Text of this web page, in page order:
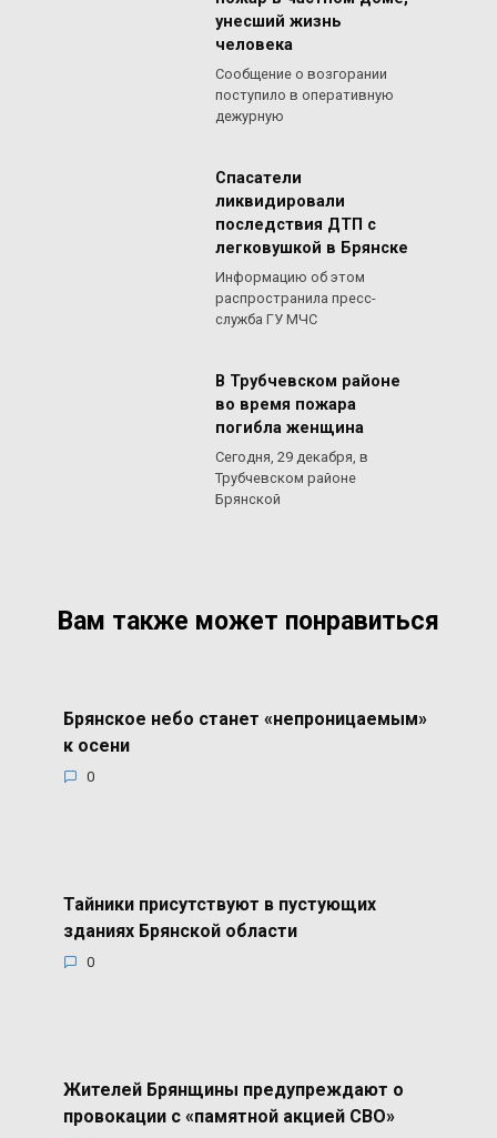
унесший жизнь
человека
Сообщение о возгорании
поступило в оперативную
дежурную
Спасатели
ликвидировали
последствия ДТП с
легковушкой в Брянске
Информацию об этом
распространила пресс-
служба ГУ МЧС
В Трубчевском районе
во время пожара
погибла женщина
Сегодня, 29 декабря, в
Трубчевском районе
Брянской
Вам также может понравиться
Брянское небо станет «непроницаемым»
к осени
0
Тайники присутствуют в пустующих
зданиях Брянской области
0
Жителей Брянщины предупреждают о
провокации с «памятной акцией СВО»